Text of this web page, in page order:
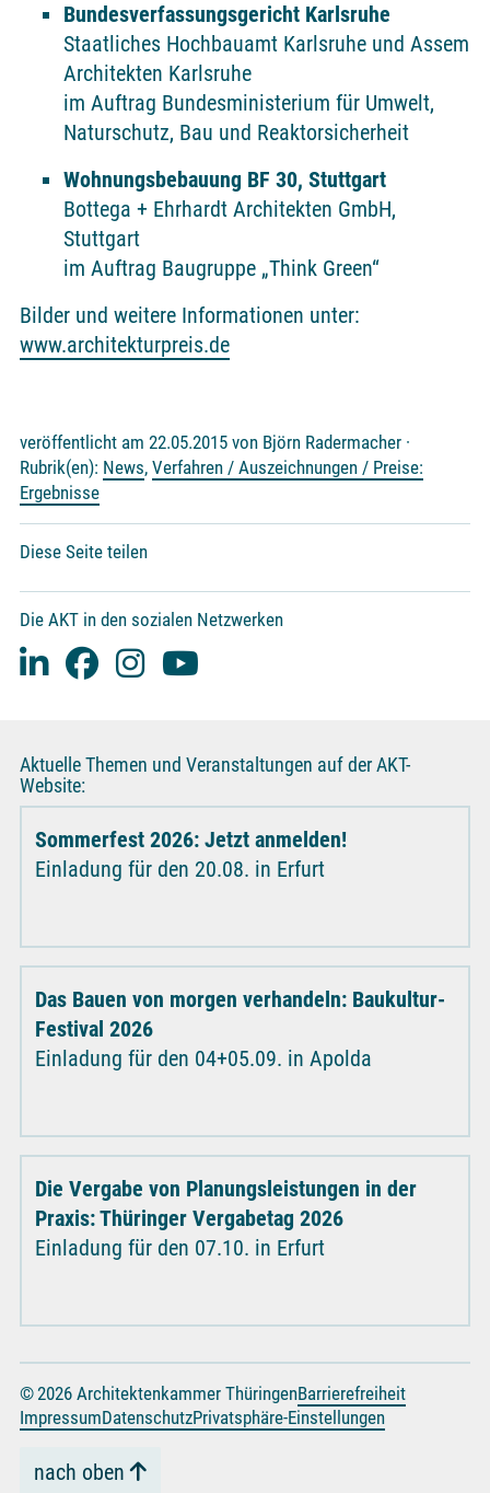
Bundesverfassungsgericht Karlsruhe
Staatliches Hochbauamt Karlsruhe und Assem
Architekten Karlsruhe
im Auftrag Bundesministerium für Umwelt,
Naturschutz, Bau und Reaktorsicherheit
Wohnungsbebauung BF 30, Stuttgart
Bottega + Ehrhardt Architekten GmbH,
Stuttgart
im Auftrag Baugruppe „Think Green“
Bilder und weitere Informationen unter:
www.architekturpreis.de
veröffentlicht am 22.05.2015 von Björn Radermacher ·
Rubrik(en): News, Verfahren / Auszeichnungen / Preise:
Ergebnisse
Diese Seite teilen
Die AKT in den sozialen Netzwerken
Aktuelle Themen und Veranstaltungen auf der AKT-
Website:
Sommerfest 2026: Jetzt anmelden!
Einladung für den 20.08. in Erfurt
Das Bauen von morgen verhandeln: Baukultur-
Festival 2026
Einladung für den 04+05.09. in Apolda
Die Vergabe von Planungsleistungen in der
Praxis: Thüringer Vergabetag 2026
Einladung für den 07.10. in Erfurt
© 2026 Architektenkammer ThüringenBarrierefreiheit
ImpressumDatenschutzPrivatsphäre-Einstellungen
nach oben